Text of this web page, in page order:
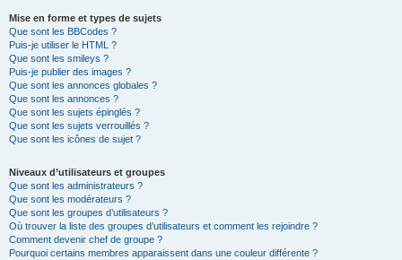
Mise en forme et types de sujets
Que sont les BBCodes ?
Puis-je utiliser le HTML ?
Que sont les smileys ?
Puis-je publier des images ?
Que sont les annonces globales ?
Que sont les annonces ?
Que sont les sujets épinglés ?
Que sont les sujets verrouillés ?
Que sont les icônes de sujet ?
Niveaux d’utilisateurs et groupes
Que sont les administrateurs ?
Que sont les modérateurs ?
Que sont les groupes d’utilisateurs ?
Où trouver la liste des groupes d’utilisateurs et comment les rejoindre ?
Comment devenir chef de groupe ?
Pourquoi certains membres apparaissent dans une couleur différente ?